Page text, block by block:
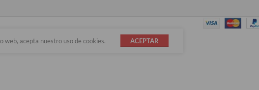
web, acepta nuestro uso de cookies. ACEPTAR